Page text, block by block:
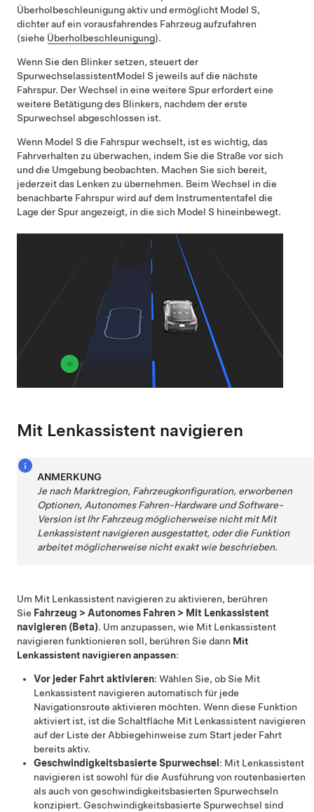
Überholbeschleunigung aktiv und ermöglicht Model S,
dichter auf ein vorausfahrendes Fahrzeug aufzufahren
(siehe Überholbeschleunigung).
Wenn Sie den Blinker setzen, steuert der
SpurwechselassistentModel S jeweils auf die nächste
Fahrspur. Der Wechsel in eine weitere Spur erfordert eine
weitere Betätigung des Blinkers, nachdem der erste
Spurwechsel abgeschlossen ist.
Wenn Model S die Fahrspur wechselt, ist es wichtig, das
Fahrverhalten zu überwachen, indem Sie die Straße vor sich
und die Umgebung beobachten. Machen Sie sich bereit,
jederzeit das Lenken zu übernehmen. Beim Wechsel in die
benachbarte Fahrspur wird auf dem Instrumententafel die
Lage der Spur angezeigt, in die sich Model S hineinbewegt.
Mit Lenkassistent navigieren
ANMERKUNG
Je nach Marktregion, Fahrzeugkonfiguration, erworbenen
Optionen, Autonomes Fahren-Hardware und Software-
Version ist Ihr Fahrzeug möglicherweise nicht mitMit
Lenkassistent navigierenausgestattet, oder die Funktion
arbeitet möglicherweise nicht exakt wie beschrieben.
Um Mit Lenkassistent navigieren zu aktivieren, berühren
Sie Fahrzeug > Autonomes Fahren > Mit Lenkassistent
navigieren (Beta). Um anzupassen, wie Mit Lenkassistent
navigieren funktionieren soll, berühren Sie dann Mit
Lenkassistent navigierenanpassen:
Vor jeder Fahrt aktivieren: Wählen Sie, ob Sie Mit
Lenkassistent navigieren automatisch für jede
Navigationsroute aktivieren möchten. Wenn diese Funktion
aktiviert ist, ist die Schaltfläche Mit Lenkassistent navigieren
auf der Liste der Abbiegehinweise zum Start jeder Fahrt
bereits aktiv.
Geschwindigkeitsbasierte Spurwechsel : Mit Lenkassistent
navigieren ist sowohl für die Ausführung von routenbasierten
als auch von geschwindigkeitsbasierten Spurwechseln
konzipiert. Geschwindigkeitsbasierte Spurwechsel sind